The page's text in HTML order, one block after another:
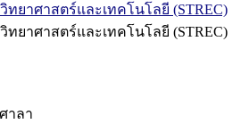
ทยาศาสตร์และเทคโนโลยี (STREC)
ทยาศาสตร์และเทคโนโลยี (STREC)
าลา